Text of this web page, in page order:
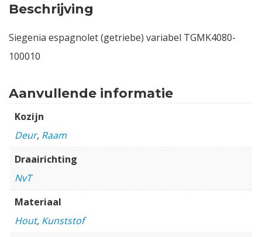
Beschrijving
Siegenia espagnolet (getriebe) variabel TGMK4080-
100010
Aanvullende informatie
Kozijn
Deur, Raam
Draairichting
NvT
Materiaal
Hout, Kunststof